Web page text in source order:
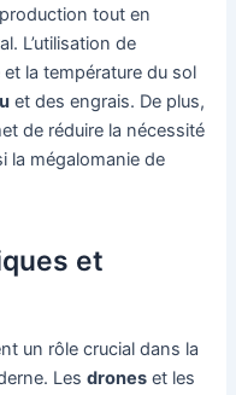
tout en
L’utilisation de
et la température du sol
et des engrais. De plus,
de réduire la nécessité
la mégalomanie de
et
un rôle crucial dans la
Lesdrones et les